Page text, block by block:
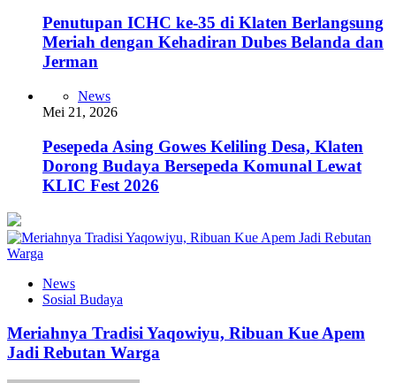
Penutupan ICHC ke-35 di Klaten Berlangsung
Meriah dengan Kehadiran Dubes Belanda dan
Jerman
News
Mei 21, 2026
Pesepeda Asing Gowes Keliling Desa, Klaten
Dorong Budaya Bersepeda Komunal Lewat
KLIC Fest 2026
News
Sosial Budaya
Meriahnya Tradisi Yaqowiyu, Ribuan Kue Apem
Jadi Rebutan Warga